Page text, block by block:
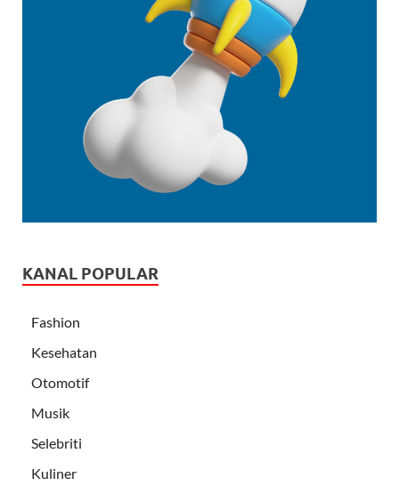
KANAL POPULAR
Fashion
Kesehatan
Otomotif
Musik
Selebriti
Kuliner